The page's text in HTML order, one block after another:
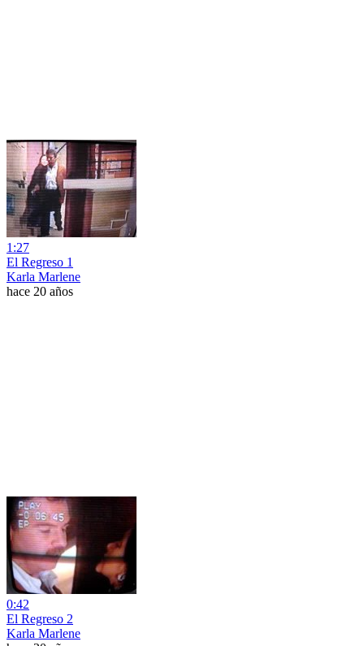
1:27
El Regreso 1
Karla Marlene
hace 20 años
0:42
El Regreso 2
Karla Marlene